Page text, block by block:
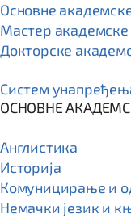
Основне
Мастер академске
Докторске
Систем
ОСНОВНЕ
Англистика
Историја
Комуницирање и
Немачки језик и